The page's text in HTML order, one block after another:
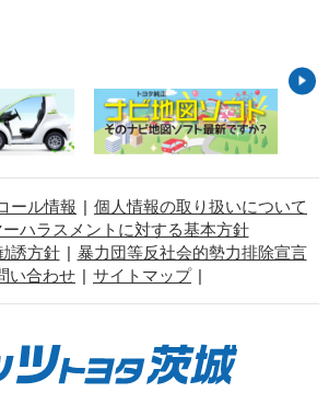
ール情報
個人情報の取り扱いについて
ーハラスメントに対する基本方針
誘方針
暴力団等反社会的勢力排除宣言
い合わせ
サイトマップ